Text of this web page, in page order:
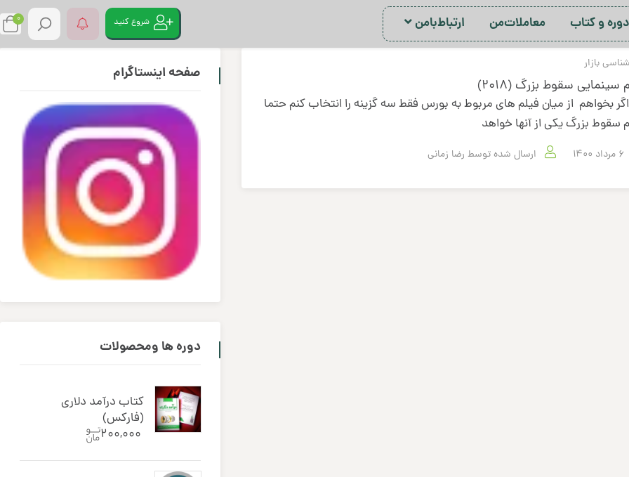
دور‌ه‌ و کتاب معاملات‌من ارتباط‌با‌من شروع کنید 0
بازار
سینمایی سقوط بزرگ (2018)
اگر بخواهم از میان فیلم های مربوط به بورس فقط سه گزینه را انتخاب کنم حتما
سقوط بزرگ یکی از آنها خواهد
ارسال شده توسط رضا زمانی
صفحه اینستاگرام
دوره ‌ها ومحصولات
کتاب درآمد دلاری
(فارکس)
۲۰۰,۰۰۰